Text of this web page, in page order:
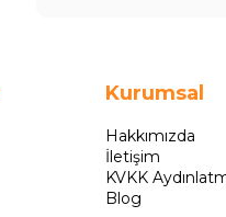
Kurumsal
Hakkımızda
İletişim
KVKK
Blog